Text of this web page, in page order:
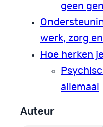
geen
werk, zorg
Hoe herken
allemaal
Auteur